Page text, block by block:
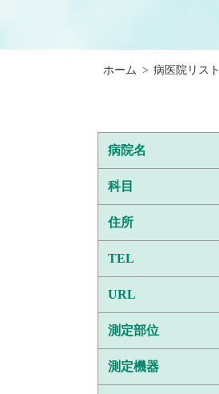
ホーム > 病医院リスト
病院名
科目
住所
TEL
URL
測定部位
測定機器